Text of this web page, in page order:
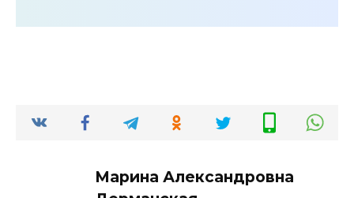
Марина Александровна